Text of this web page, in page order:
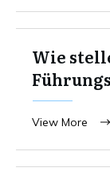
Wie
View More